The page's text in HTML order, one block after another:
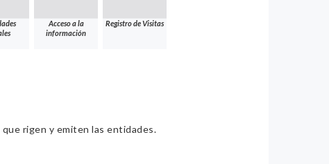
Acceso a la
información
Registro de Visitas
rigen y emiten las entidades.